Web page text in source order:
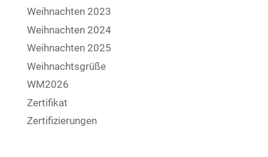
Weihnachten 2023
Weihnachten 2024
Weihnachten 2025
Weihnachtsgrüße
WM2026
Zertifikat
Zertifizierungen